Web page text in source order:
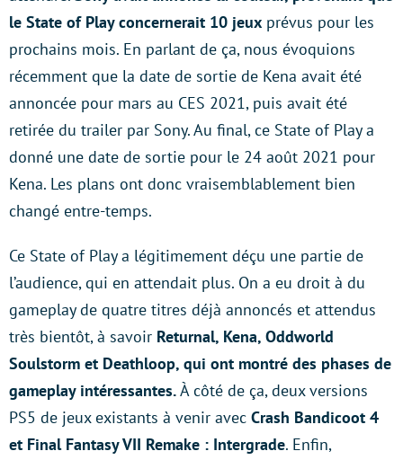
le State of Play concernerait 10 jeux prévus pour les
prochains mois. En parlant de ça, nous évoquions
récemment que la date de sortie de Kena avait été
annoncée pour mars au CES 2021, puis avait été
retirée du trailer par Sony. Au final, ce State of Play a
donné une date de sortie pour le 24 août 2021 pour
Kena. Les plans ont donc vraisemblablement bien
changé entre-temps.
Ce State of Play a légitimement déçu une partie de
l’audience, qui en attendait plus. On a eu droit à du
gameplay de quatre titres déjà annoncés et attendus
très bientôt, à savoir Returnal, Kena, Oddworld
Soulstorm et Deathloop, qui ont montré des phases de
gameplay intéressantes.À côté de ça, deux versions
PS5 de jeux existants à venir avec Crash Bandicoot 4
et Final Fantasy VII Remake : Intergrade. Enfin,